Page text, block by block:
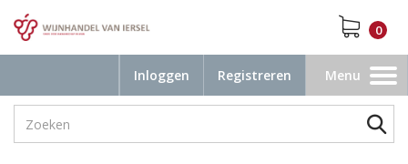
0
Inloggen Registreren
Toggle
navigation
Menu